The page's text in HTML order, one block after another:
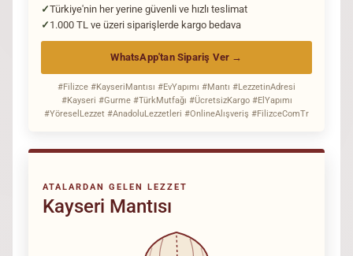
ATALARDAN GELEN LEZZET
Kayseri Mantısı
Türkiye'nin her yerine güvenli ve hızlı teslimat
1.000 TL ve üzeri siparişlerde kargo bedava
WhatsApp'tan Sipariş Ver →
#Filizce #KayseriMantısı #EvYapımı #Mantı #LezzetinAdresi
#Kayseri #Gurme #TürkMutfağı #ÜcretsizKargo #ElYapımı
#YöreselLezzet #AnadoluLezzetleri #OnlineAlışveriş #FilizceComTr